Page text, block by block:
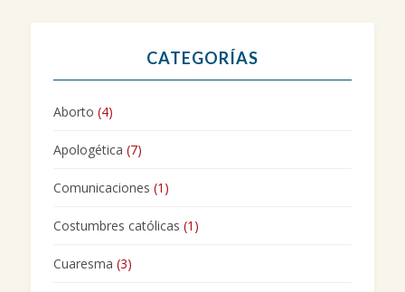
CATEGORÍAS
Aborto (4)
Apologética (7)
Comunicaciones (1)
Costumbres católicas (1)
Cuaresma (3)